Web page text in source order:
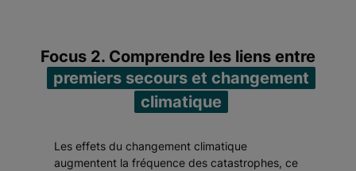
Focus 2. Comprendre les liens entre
premiers secours et changement
climatique
Les effets du changement climatique
augmentent la fréquence des catastrophes, ce